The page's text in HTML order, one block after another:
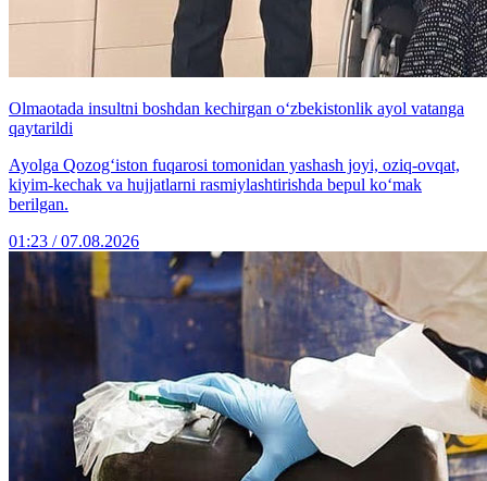
Olmaotada insultni boshdan kechirgan o‘zbekistonlik ayol vatanga
qaytarildi
Ayolga Qozog‘iston fuqarosi tomonidan yashash joyi, oziq-ovqat,
kiyim-kechak va hujjatlarni rasmiylashtirishda bepul ko‘mak
berilgan.
01:23 / 07.08.2026